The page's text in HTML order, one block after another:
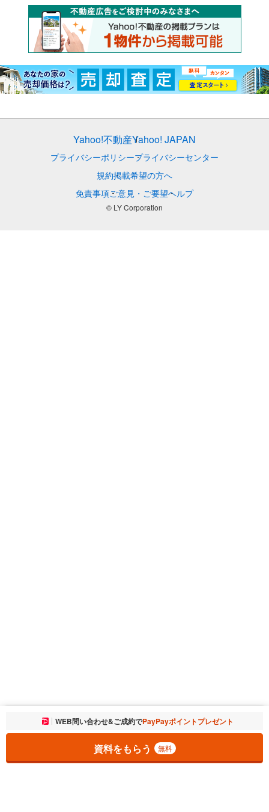
お気に入りに追加しました。 一覧を開く
WEB問い合わせ&ご成約でPayPayポイントプレゼント
資料をもらう 無料
Yahoo!不動産Yahoo! JAPAN
プライバシーポリシープライバシーセンター
規約掲載希望の方へ
免責事項ご意見・ご要望ヘルプ
© LY Corporation